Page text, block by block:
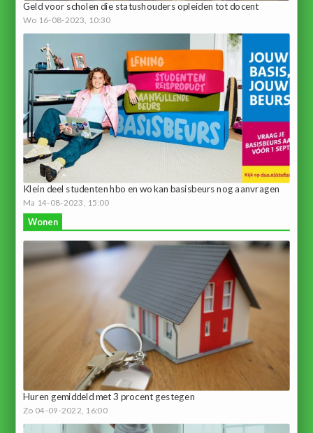
Geld voor scholen die statushouders opleiden tot docent
Wo 16-08-2023, 10:30
Klein deel studenten hbo en wo kan basisbeurs nog aanvragen
Ma 14-08-2023, 15:00
Wonen
Huren gemiddeld met 3 procent gestegen
Zo 04-09-2022, 16:00